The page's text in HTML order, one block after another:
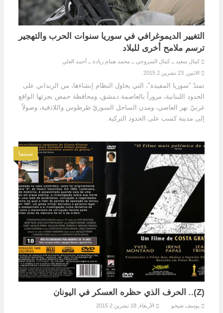
التغيير الديموغرافي في سوريا سنوات الحرب والتهجير
ترسم ملامح أخرى للبلاد
كمال سعيد ــ كمال السروجي ــ محمد همام زيادة ــ أحمد العلي
الاثنين, 23 تشرين 2 2015
تمتدّ "سوريا المفيدة"، التي يحاول النظام إنشاءها، من الزبداني على
الحدود اللبنانية، مروراً بالعاصمة دمشق، ومحافظة حمص بجزئها الواقع
غربيّ نهر العاصي، ومدن الساحل السوريّ طرطوس واللاذقية، وصولاً
إلى مدينة كسب على الحدود التركية.
سينما
(Z).. الحرف الذي حظره العسكر في اليونان
يوسف شيخو الأربعاء, 18 تشرين 2 2015